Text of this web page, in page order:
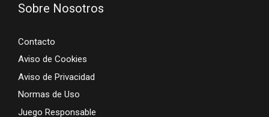
Sobre Nosotros
Contacto
Aviso de Cookies
Aviso de Privacidad
Normas de Uso
Juego Responsable